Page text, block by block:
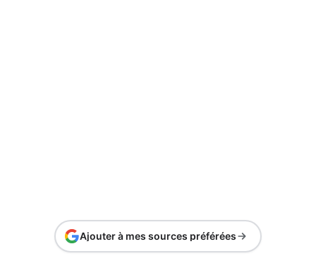
Ajouter à mes sources préférées